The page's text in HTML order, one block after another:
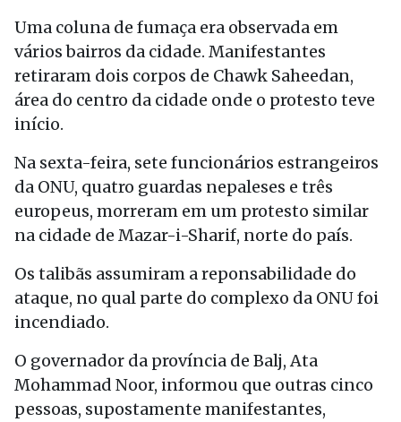
Uma coluna de fumaça era observada em
vários bairros da cidade. Manifestantes
retiraram dois corpos de Chawk Saheedan,
área do centro da cidade onde o protesto teve
início.
Na sexta-feira, sete funcionários estrangeiros
da ONU, quatro guardas nepaleses e três
europeus, morreram em um protesto similar
na cidade de Mazar-i-Sharif, norte do país.
Os talibãs assumiram a reponsabilidade do
ataque, no qual parte do complexo da ONU foi
incendiado.
O governador da província de Balj, Ata
Mohammad Noor, informou que outras cinco
pessoas, supostamente manifestantes,